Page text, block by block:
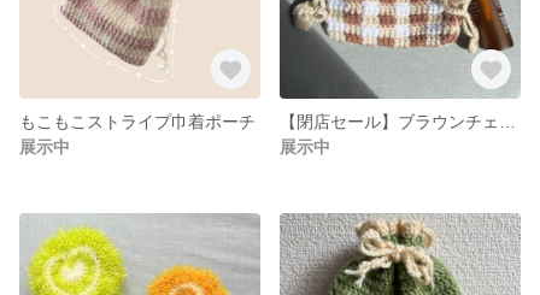
もこもこストライプ巾着ポーチ
展示中
展示中